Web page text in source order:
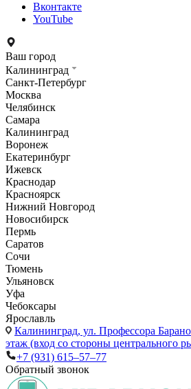
Вконтакте
YouTube
Ваш город
Калининград
Санкт-Петербург
Москва
Челябинск
Самара
Калининград
Воронеж
Екатеринбург
Ижевск
Краснодар
Красноярск
Нижний Новгород
Новосибирск
Пермь
Саратов
Сочи
Тюмень
Ульяновск
Уфа
Чебоксары
Ярославль
Калининград, ул. Профессора
этаж (вход со стороны центрального
+7 (931) 615‒57‒77
Обратный звонок